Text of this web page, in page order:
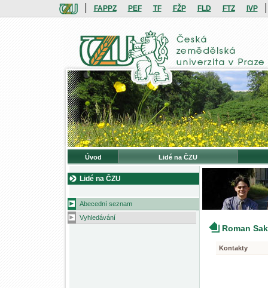
FAPPZ PEF TF FŽP FLD FTZ IVP
Úvod Lidé na ČZU
Lidé na ČZU
Abecední seznam
Vyhledávání
Roman
Kontakty